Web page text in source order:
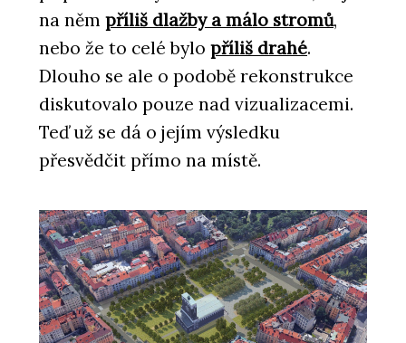
na něm příliš dlažby a málo stromů,
nebo že to celé bylo příliš drahé.
Dlouho se ale o podobě rekonstrukce
diskutovalo pouze nad vizualizacemi.
Teď už se dá o jejím výsledku
přesvědčit přímo na místě.